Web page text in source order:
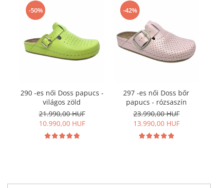
-50%
290 -es női Doss papucs -
világos zöld
21.990,00 HUF
10.990,00 HUF
-42%
297 -es női Doss bőr
papucs - rózsaszín
23.990,00 HUF
13.990,00 HUF